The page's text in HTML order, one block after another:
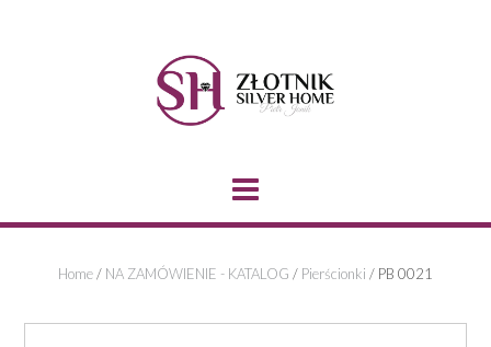
Home/ NA ZAMÓWIENIE - KATALOG / Pierścionki / PB 0021